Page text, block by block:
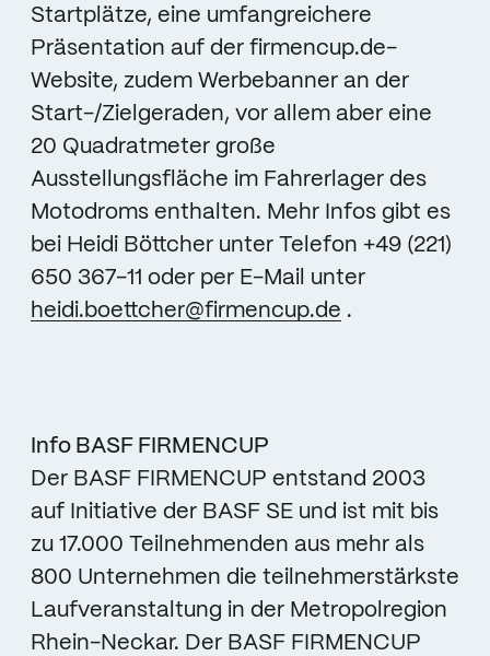
Startplätze, eine umfangreichere
Präsentation auf der firmencup.de-
Website, zudem Werbebanner an der
Start-/Zielgeraden, vor allem aber eine
20 Quadratmeter große
Ausstellungsfläche im Fahrerlager des
Motodroms enthalten. Mehr Infos gibt es
bei Heidi Böttcher unter Telefon +49 (221)
650 367-11 oder per E-Mail unter
heidi.boettcher@firmencup.de .
Info BASF FIRMENCUP
Der BASF FIRMENCUP entstand 2003
auf Initiative der BASF SE und ist mit bis
zu 17.000 Teilnehmenden aus mehr als
800 Unternehmen die teilnehmerstärkste
Laufveranstaltung in der Metropolregion
Rhein-Neckar. Der BASF FIRMENCUP